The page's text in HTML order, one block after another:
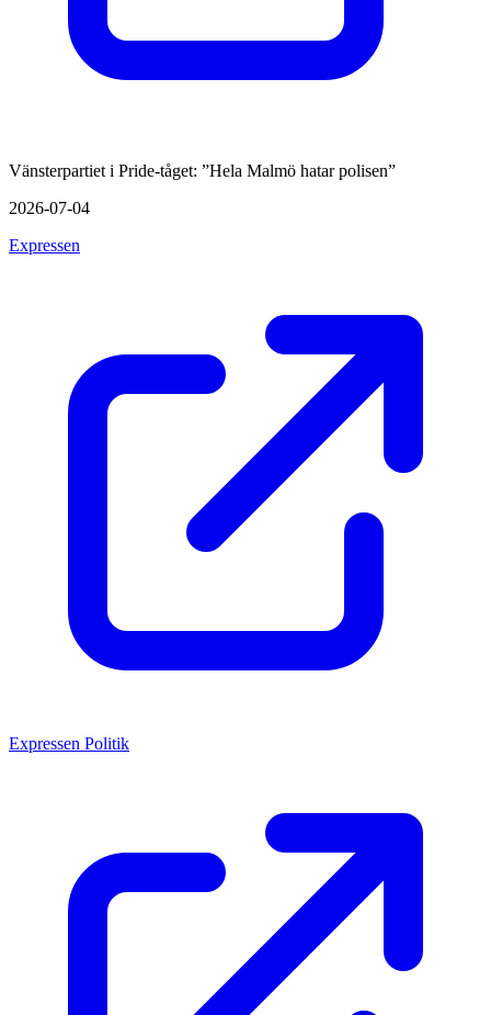
Vänsterpartiet i Pride-tåget: ”Hela Malmö hatar polisen”
2026-07-04
Expressen
Expressen Politik